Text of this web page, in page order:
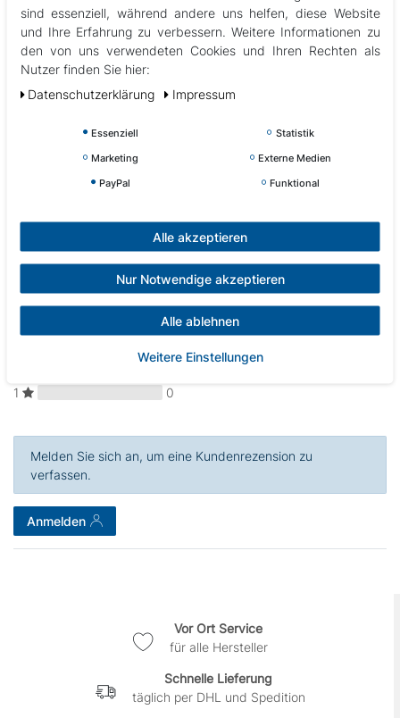
Whirlpool Abdeckung Halte Clips im 4er Set mit seitlicher Schließfunktion.
Lieferumfang: 4 Halteclips, 4 Schlüssel und Befestigungsmaterial.
Maximale Breite der Befestigungsriemen ca. 25mm.
passend zu Sunspa, MySpa, FOXSpa bis 2019
Kundenrezensionen
0
4
0
0
1
0
Melden Sie sich an, um eine Kundenrezension zu
verfassen.
Anmelden
Vor Ort Service
für alle Hersteller
Schnelle Lieferung
täglich per DHL und Spedition
sind essenziell, während andere uns helfen, diese Website
und Ihre Erfahrung zu verbessern. Weitere Informationen zu
den von uns verwendeten Cookies und Ihren Rechten als
Nutzer finden Sie hier:
Daten­schutz­erklärung
Impressum
Essenziell
Statistik
Marketing
Externe Medien
PayPal
Funktional
Alle akzeptieren
Nur Notwendige akzeptieren
Alle ablehnen
Weitere Einstellungen